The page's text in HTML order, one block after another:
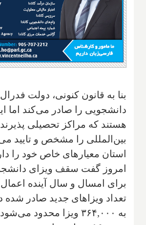
بنا به قانون کنونی، دولت
دانشجویی را صادر می‌کند اما
هستند که مراکز تحصیلی
بین‌المللی را مشخص و تایید
استان معیارهای خاص خود را
امروز گفت سقف ویزای
برای امسال و سال آینده
تعداد ویزاهای جدید صادر
به ۳۶۴,۰۰۰ ویزا محدود